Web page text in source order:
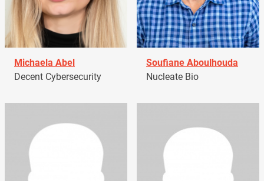
Michaela Abel
Decent Cybersecurity
Soufiane Aboulhouda
Nucleate Bio